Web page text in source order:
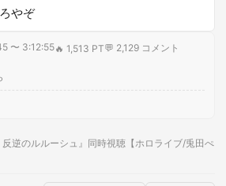
やぞ
〜 3:12:55🔥 1,513 PT💬 2,129 コメント
逆のルルーシュ』同時視聴【ホロライブ/兎田ぺ